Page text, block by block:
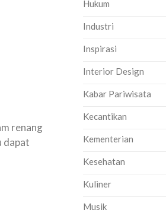
renang
dapat
Hukum
Industri
Inspirasi
Interior Design
Kabar Pariwisata
Kecantikan
Kementerian
Kesehatan
Kuliner
Musik